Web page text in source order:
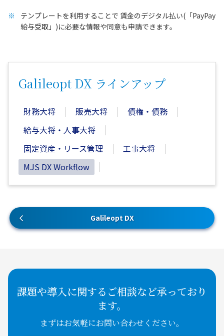
テンプレートを利用することで 賃金のデジタル払い(「PayPay
給与受取」)に必要な情報や同意も申請できます。
Galileopt DX ラインアップ
財務大将 販売大将
債権・債務
給与大将・人事大将
固定資産・リース管理
工事大将
MJS DX Workflow
Galileopt DX
課題や導入に関するご相談など承っており
ます。
まずはお気軽にお問い合わせください。